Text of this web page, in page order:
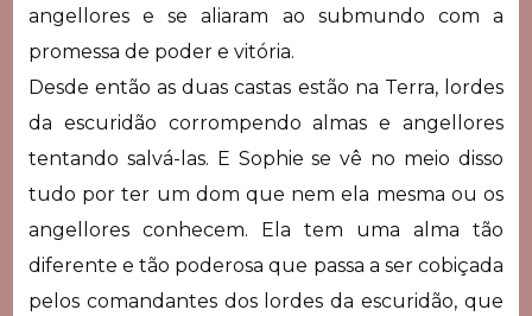
angellores e se aliaram ao submundo com a
promessa de poder e vitória.
Desde então as duas castas estão na Terra, lordes
da escuridão corrompendo almas e angellores
tentando salvá-las. E Sophie se vê no meio disso
tudo por ter um dom que nem ela mesma ou os
angellores conhecem. Ela tem uma alma tão
diferente e tão poderosa que passa a ser cobiçada
pelos comandantes dos lordes da escuridão, que